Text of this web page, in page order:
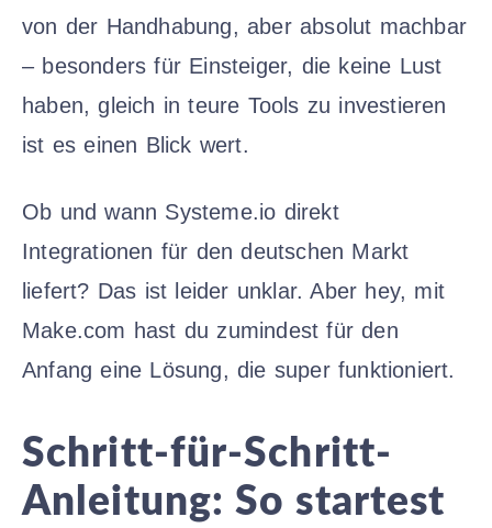
von der Handhabung, aber absolut machbar
– besonders für Einsteiger, die keine Lust
haben, gleich in teure Tools zu investieren
ist es einen Blick wert.
Ob und wann Systeme.io direkt
Integrationen für den deutschen Markt
liefert? Das ist leider unklar. Aber hey, mit
Make.com hast du zumindest für den
Anfang eine Lösung, die super funktioniert.
Schritt-für-Schritt-
Anleitung: So startest